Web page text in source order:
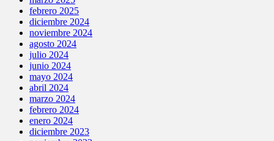
febrero 2025
diciembre 2024
noviembre 2024
agosto 2024
julio 2024
junio 2024
mayo 2024
abril 2024
marzo 2024
febrero 2024
enero 2024
diciembre 2023